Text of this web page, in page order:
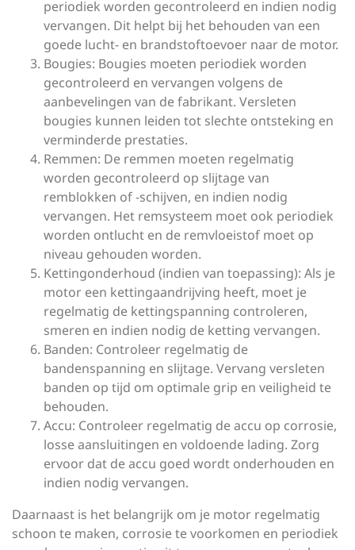
periodiek worden gecontroleerd en indien nodig
vervangen. Dit helpt bij het behouden van een
goede lucht- en brandstoftoevoer naar de motor.
Bougies: Bougies moeten periodiek worden
gecontroleerd en vervangen volgens de
aanbevelingen van de fabrikant. Versleten
bougies kunnen leiden tot slechte ontsteking en
verminderde prestaties.
Remmen: De remmen moeten regelmatig
worden gecontroleerd op slijtage van
remblokken of -schijven, en indien nodig
vervangen. Het remsysteem moet ook periodiek
worden ontlucht en de remvloeistof moet op
niveau gehouden worden.
Kettingonderhoud (indien van toepassing): Als je
motor een kettingaandrijving heeft, moet je
regelmatig de kettingspanning controleren,
smeren en indien nodig de ketting vervangen.
Banden: Controleer regelmatig de
bandenspanning en slijtage. Vervang versleten
banden op tijd om optimale grip en veiligheid te
behouden.
Accu: Controleer regelmatig de accu op corrosie,
losse aansluitingen en voldoende lading. Zorg
ervoor dat de accu goed wordt onderhouden en
indien nodig vervangen.
Daarnaast is het belangrijk om je motor regelmatig
schoon te maken, corrosie te voorkomen en periodiek